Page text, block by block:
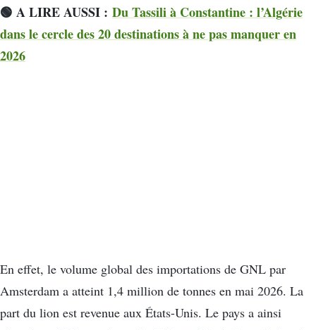
🟢 A LIRE AUSSI : Du Tassili à Constantine : l’Algérie
dans le cercle des 20 destinations à ne pas manquer en
2026
En effet, le volume global des importations de GNL par
Amsterdam a atteint 1,4 million de tonnes en mai 2026. La
part du lion est revenue aux États-Unis. Le pays a ainsi